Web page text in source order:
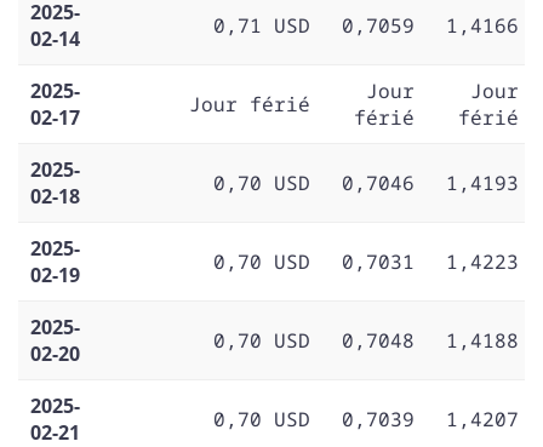
2025-
02-14
0,71 USD 0,7059 1,4166
2025-
02-17
Jour férié
Jour
férié
Jour
férié
2025-
02-18
0,70 USD 0,7046 1,4193
2025-
02-19
0,70 USD 0,7031 1,4223
2025-
02-20
0,70 USD 0,7048 1,4188
2025-
02-21
0,70 USD 0,7039 1,4207